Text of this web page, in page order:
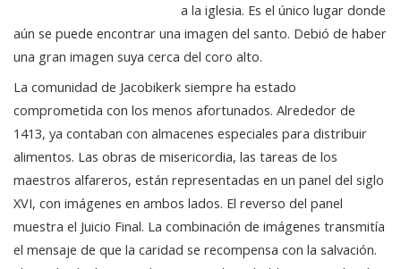
a la iglesia. Es el único lugar donde
aún se puede encontrar una imagen del santo. Debió de haber
una gran imagen suya cerca del coro alto.
La comunidad de Jacobikerk siempre ha estado
comprometida con los menos afortunados. Alrededor de
1413, ya contaban con almacenes especiales para distribuir
alimentos. Las obras de misericordia, las tareas de los
maestros alfareros, están representadas en un panel del siglo
XVI, con imágenes en ambos lados. El reverso del panel
muestra el Juicio Final. La combinación de imágenes transmitía
el mensaje de que la caridad se recompensa con la salvación.